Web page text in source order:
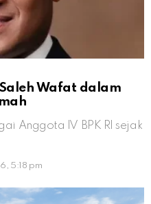
Wafat dalam
Anggota IV BPK RI sejak
5:18 pm